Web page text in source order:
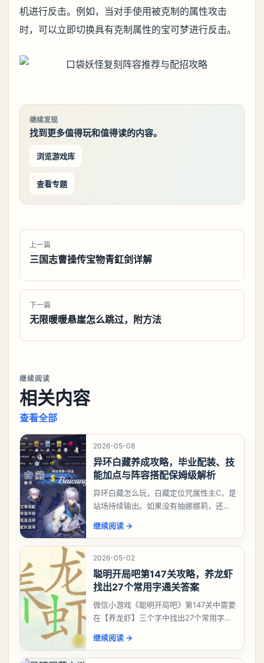
机进行反击。例如，当对手使用被克制的属性攻击
时，可以立即切换具有克制属性的宝可梦进行反击。
继续发现
找到更多值得玩和值得读的内容。
浏览游戏库
查看专题
上一篇
三国志曹操传宝物青釭剑详解
下一篇
无限暖暖悬崖怎么跳过，附方法
继续阅读
相关内容
查看全部
2026-05-08
异环白藏养成攻略，毕业配装、技
能加点与阵容搭配保姆级解析
异环白藏怎么玩，白藏定位咒属性主C，是
站场持续输出。如果没有抽娜娜莉，还没
有娜娜莉缺另外一个二队C想打深渊也可以
考虑养个白藏
继续阅读 →
2026-05-02
聪明开局吧第147关攻略，养龙虾
找出27个常用字通关答案
微信小游戏《聪明开局吧》第147关中需要
在【养龙虾】三个字中找出27个常用字，
大、夫、夰、巾、中、虫、下、虾、卜、
囗、吓、卟、
继续阅读 →